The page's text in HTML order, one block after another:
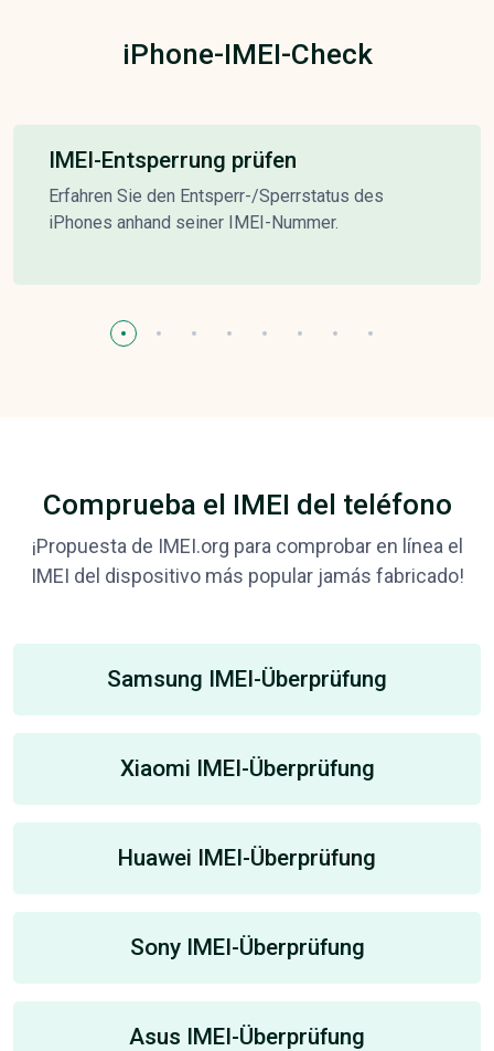
iPhone-IMEI-Check
IMEI-Entsperrung prüfen
Erfahren Sie den Entsperr-/Sperrstatus des
iPhones anhand seiner IMEI-Nummer.
Comprueba el IMEI del teléfono
¡Propuesta de IMEI.org para comprobar en línea el
IMEI del dispositivo más popular jamás fabricado!
Samsung IMEI-Überprüfung
Xiaomi IMEI-Überprüfung
Huawei IMEI-Überprüfung
Sony IMEI-Überprüfung
Asus IMEI-Überprüfung